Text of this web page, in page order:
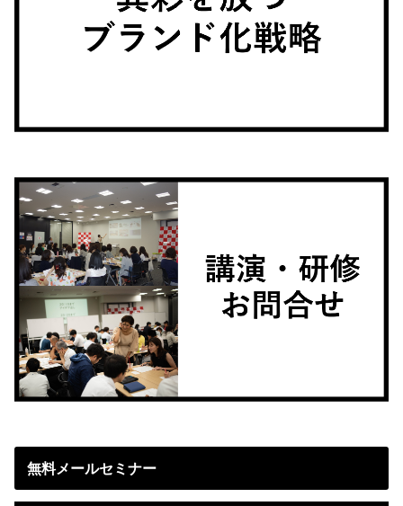
無料メールセミナー